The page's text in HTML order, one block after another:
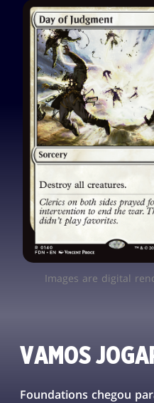
Images are digital
VAMOS
Foundations chegou